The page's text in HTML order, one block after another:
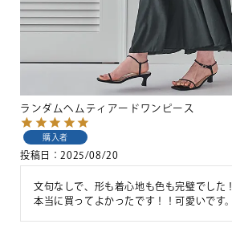
ランダムヘムティアードワンピース
購入者
投稿日 2025/08/20
文句なしで、形も着心地も色も完璧でした！
本当に買ってよかったです！！可愛いです。